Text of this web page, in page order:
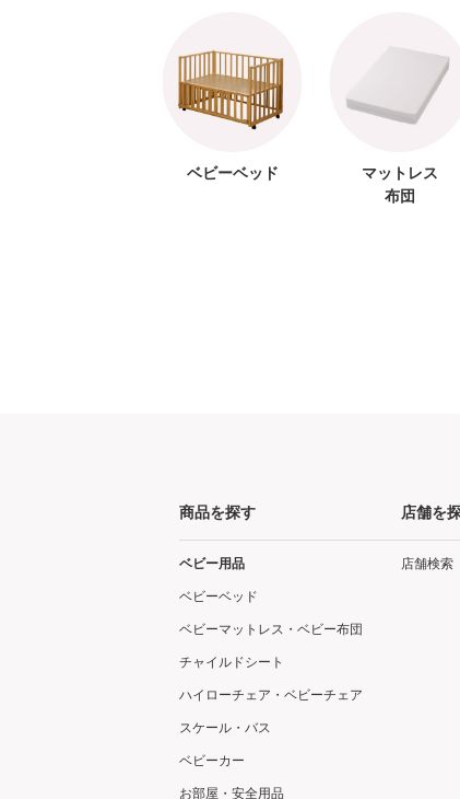
ベビーベッド
マットレス
布団
商品を探す
ベビー用品
ベビーベッド
ベビーマットレス・ベビー布団
チャイルドシート
ハイローチェア・ベビーチェア
スケール・バス
ベビーカー
お部屋・安全用品
店舗を
店舗検索